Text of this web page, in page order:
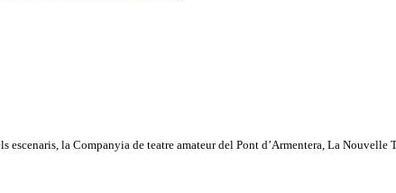
escenaris, la Companyia de teatre amateur del Pont d’Armentera, La